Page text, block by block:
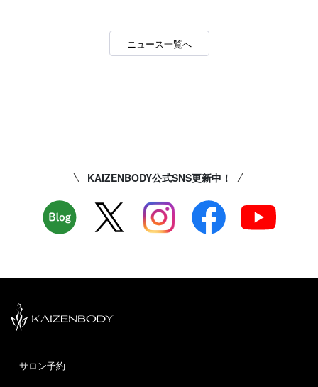
ニュース一覧へ
KAIZENBODY公式SNS更新中！
サロン予約